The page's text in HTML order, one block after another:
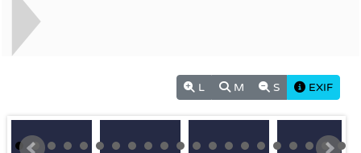
L M S EXIF